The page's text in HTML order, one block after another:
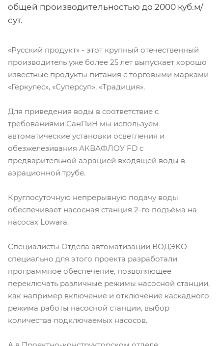
общей производительностью до 2000 куб.м/
сут.
«Русский продукт» - этот крупный отечественный
производитель уже более 25 лет выпускает хорошо
известные продукты питания с торговыми марками
«Геркулес», «Суперсуп», «Традиция».
Для приведения воды в соответствие с
требованиями СанПиН мы используем
автоматические установки осветления и
обезжелезивания АКВАФЛОУ FD с
предварительной аэрацией входящей воды в
аэрационной трубе.
Круглосуточную непрерывную подачу воды
обеспечивает насосная станция 2-го подъёма на
насосах Lowara.
Специалисты Отдела автоматизации ВОДЭКО
специально для этого проекта разработали
программное обеспечение, позволяющее
переключать различные режимы насосной станции,
как например включение и отключение каскадного
режима работы насосной станции, выбор
количества подключаемых насосов.